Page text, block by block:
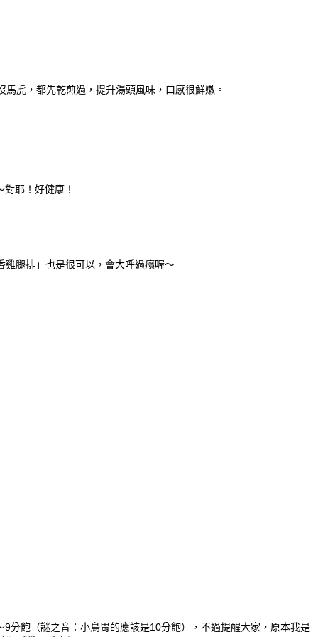
虎，都先乾煎過，提升湯頭風味，口感很鮮嫩。
耶！好健康！
腿排」也是很可以，會大呼過癮喔～
分飽（謎之音：小鳥胃的應該是10分飽），不過提醒大家，原本我是